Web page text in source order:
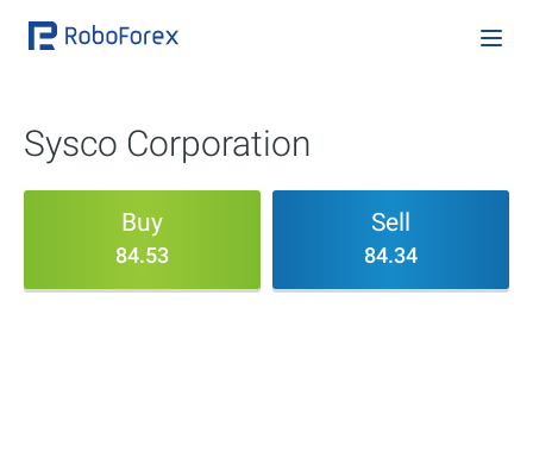
Sysco Corporation
Buy
84.53
Sell
84.34